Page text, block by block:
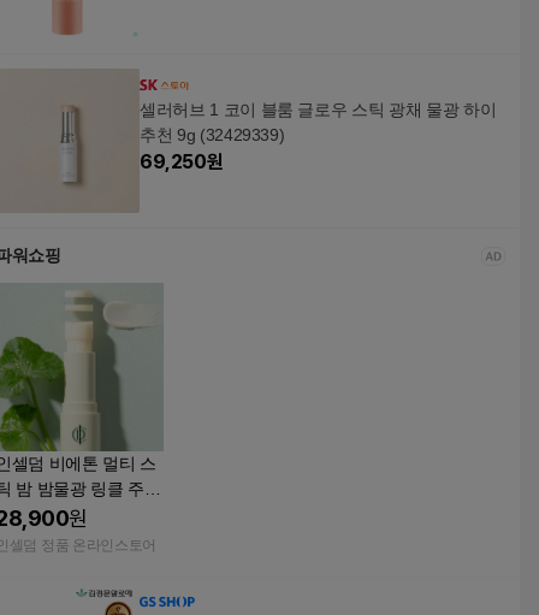
셀러허브 1 코이 블룸 글로우 스틱 광채 물광 하이
추천 9g (32429339)
69,250원
워쇼핑
셀덤 비에톤 멀티 스
밤 밤물광 링클 주름
어 9g
원
셀덤 정품 온라인스토어